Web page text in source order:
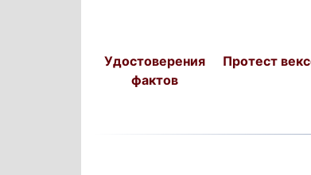
Удостоверения
фактов
Протест